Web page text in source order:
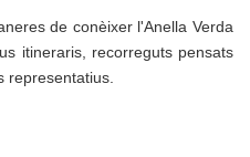
de conèixer l'Anella Verda
itineraris, recorreguts pensats
representatius.